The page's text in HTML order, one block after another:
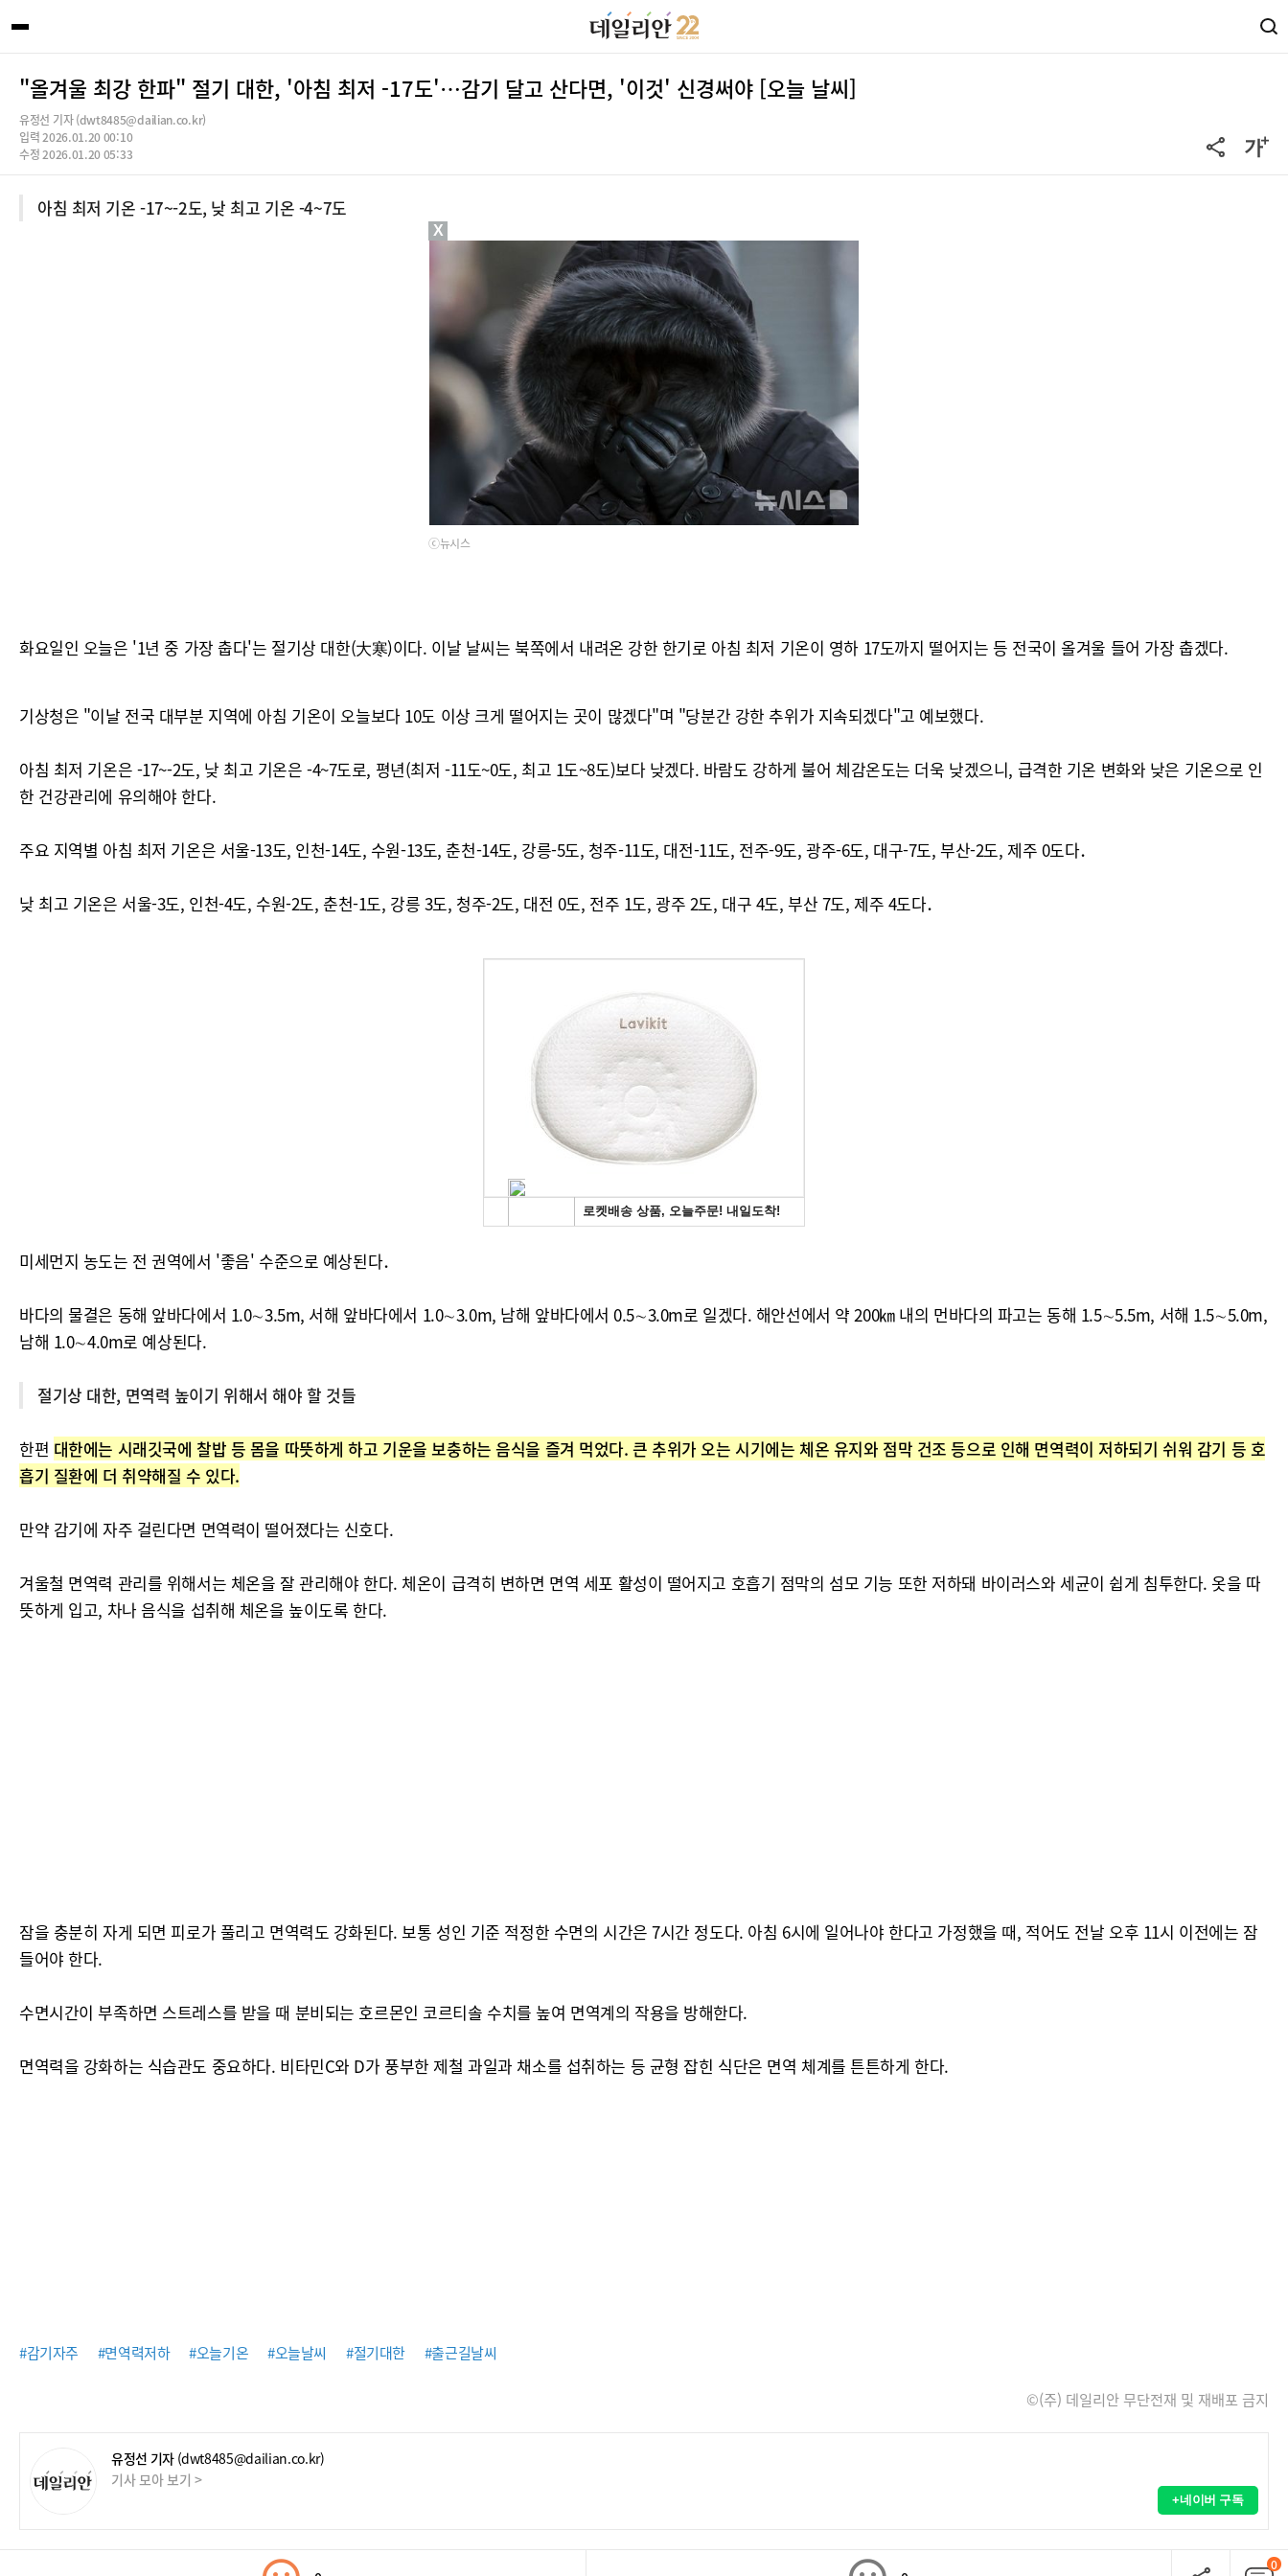
"올겨울 최강 한파" 절기 대한, '아침 최저 -17도'…감기 달고 산다면, '이것' 신경써야 [오늘 날씨]
유정선 기자 (dwt8485@dailian.co.kr)
입력 2026.01.20 00:10
수정 2026.01.20 05:33
아침 최저 기온 -17~-2도, 낮 최고 기온 -4~7도
ⓒ뉴시스
화요일인 오늘은 '1년 중 가장 춥다'는 절기상 대한(大寒)이다. 이날 날씨는 북쪽에서 내려온 강한 한기로 아침 최저 기온이 영하 17도까지 떨어지는 등 전국이 올겨울 들어 가장 춥겠다.
기상청은 "이날 전국 대부분 지역에 아침 기온이 오늘보다 10도 이상 크게 떨어지는 곳이 많겠다"며 "당분간 강한 추위가 지속되겠다"고 예보했다.
아침 최저 기온은 -17~-2도, 낮 최고 기온은 -4~7도로, 평년(최저 -11도~0도, 최고 1도~8도)보다 낮겠다. 바람도 강하게 불어 체감온도는 더욱 낮겠으니, 급격한 기온 변화와 낮은 기온으로 인
한 건강관리에 유의해야 한다.
주요 지역별 아침 최저 기온은 서울-13도, 인천-14도, 수원-13도, 춘천-14도, 강릉-5도, 청주-11도, 대전-11도, 전주-9도, 광주-6도, 대구-7도, 부산-2도, 제주 0도다．
낮 최고 기온은 서울-3도, 인천-4도, 수원-2도, 춘천-1도, 강릉 3도, 청주-2도, 대전 0도, 전주 1도, 광주 2도, 대구 4도, 부산 7도, 제주 4도다．
미세먼지 농도는 전 권역에서 '좋음' 수준으로 예상된다．
바다의 물결은 동해 앞바다에서 1.0∼3.5m, 서해 앞바다에서 1.0∼3.0m, 남해 앞바다에서 0.5∼3.0m로 일겠다. 해안선에서 약 200㎞ 내의 먼바다의 파고는 동해 1.5∼5.5m, 서해 1.5∼5.0m,
남해 1.0∼4.0m로 예상된다.
절기상 대한, 면역력 높이기 위해서 해야 할 것들
한편 대한에는 시래깃국에 찰밥 등 몸을 따뜻하게 하고 기운을 보충하는 음식을 즐겨 먹었다. 큰 추위가 오는 시기에는 체온 유지와 점막 건조 등으로 인해 면역력이 저하되기 쉬워 감기 등 호
흡기 질환에 더 취약해질 수 있다.
만약 감기에 자주 걸린다면 면역력이 떨어졌다는 신호다.
겨울철 면역력 관리를 위해서는 체온을 잘 관리해야 한다. 체온이 급격히 변하면 면역 세포 활성이 떨어지고 호흡기 점막의 섬모 기능 또한 저하돼 바이러스와 세균이 쉽게 침투한다. 옷을 따
뜻하게 입고, 차나 음식을 섭취해 체온을 높이도록 한다.
잠을 충분히 자게 되면 피로가 풀리고 면역력도 강화된다. 보통 성인 기준 적정한 수면의 시간은 7시간 정도다. 아침 6시에 일어나야 한다고 가정했을 때, 적어도 전날 오후 11시 이전에는 잠
들어야 한다.
수면시간이 부족하면 스트레스를 받을 때 분비되는 호르몬인 코르티솔 수치를 높여 면역계의 작용을 방해한다.
면역력을 강화하는 식습관도 중요하다. 비타민C와 D가 풍부한 제철 과일과 채소를 섭취하는 등 균형 잡힌 식단은 면역 체계를 튼튼하게 한다.
#감기자주 #면역력저하 #오늘기온 #오늘날씨 #절기대한 #출근길날씨
©(주) 데일리안 무단전재 및 재배포 금지
유정선 기자 (dwt8485@dailian.co.kr)
기사 모아 보기 >
+네이버 구독
0
X